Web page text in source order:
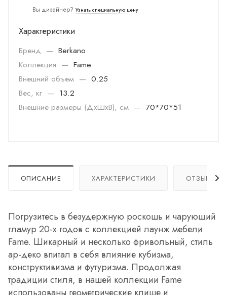
Вы дизайнер? Узнать специальную цену
Характеристики
Бренд — Berkano
Коллекция — Fame
Внешний объем — 0.25
Вес, кг — 13.2
Внешние размеры (ДхШхВ), см — 70*70*51
ОПИСАНИЕ ХАРАКТЕРИСТИКИ ОТЗЫВЫ
Погрузитесь в безудержную роскошь и чарующий
гламур 20-х годов с коллекцией лаунж мебели
Fame. Шикарный и несколько фривольный, стиль
ар-деко впитал в себя влияние кубизма,
конструктивизма и футуризма. Продолжая
традиции стиля, в нашей коллекции Fame